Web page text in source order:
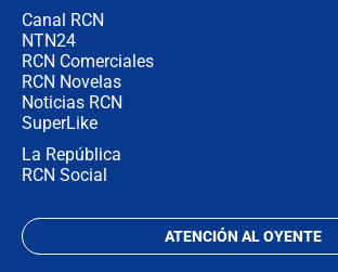
Canal RCN
NTN24
RCN Comerciales
RCN Novelas
Noticias RCN
SuperLike
La República
RCN Social
ATENCIÓN AL OYENTE